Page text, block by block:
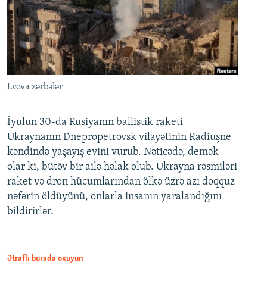
Lvova zərbələr
İyulun 30-da Rusiyanın ballistik raketi
Ukraynanın Dnepropetrovsk vilayətinin Radiuşne
kəndində yaşayış evini vurub. Nəticədə, demək
olar ki, bütöv bir ailə həlak olub. Ukrayna rəsmiləri
raket və dron hücumlarından ölkə üzrə azı doqquz
nəfərin öldüyünü, onlarla insanın yaralandığını
bildirirlər.
Ətraflı burada oxuyun